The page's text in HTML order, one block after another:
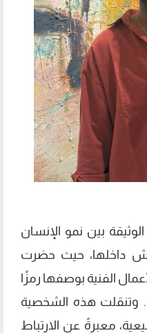
بين نمو الإنسان
داخلها، حيث حضرت
الفنية بوصفها رمزًا
وتنقلت هذه الشخصية
معبرةً عن الارتباط